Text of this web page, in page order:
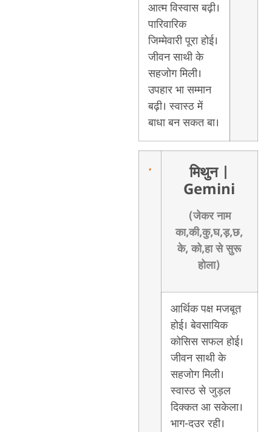
आत्म विस्वास बढ़ी।
पारिवारिक
जिम्मेवारी पूरा होई।
जीवन साथी के
सहजोग मिली।
उपहार भा सम्मान
बढ़ी। स्वास्ठ में
बाधा बन सकत बा।
मिथुन
Gemini
(जेकर नाम
का,की,कु,घ,ड़,छ,
के, को,हा से सुरू
होला)
आर्थिक पक्ष मजबूत
होई। बेवसायिक
कोसिस सफल होई।
जीवन साथी के
सहजोग मिली।
स्वास्ठ से जुड़ल
दिक्कत आ सकेला।
भाग-दउर रही।